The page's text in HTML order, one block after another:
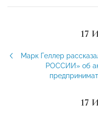
17
Марк Геллер
РОССИИ» об
17